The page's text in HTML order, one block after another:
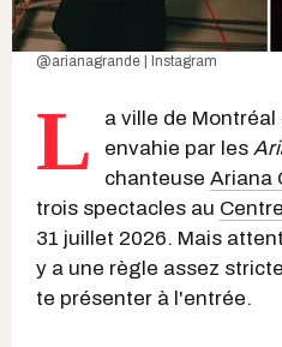
@arianagrande | Instagram
L
a ville de
envahie par les
chanteuse Ariana
trois spectacles au
31 juillet 2026. Mais
y a une règle assez
te présenter à l'entrée.